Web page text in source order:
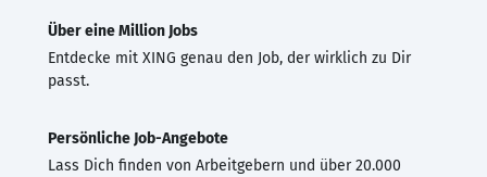
Über eine Million Jobs
Entdecke mit XING genau den Job, der wirklich zu Dir
passt.
Persönliche Job-Angebote
Lass Dich finden von Arbeitgebern und über 20.000